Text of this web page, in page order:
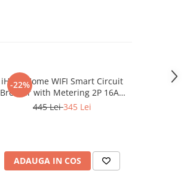
-22%
iHunt Home WIFI Smart Circuit
Breaker with Metering 2P 16A -
Siguranta automata inteligenta
445 Lei345 Lei
ADAUGA IN COS
iHunt